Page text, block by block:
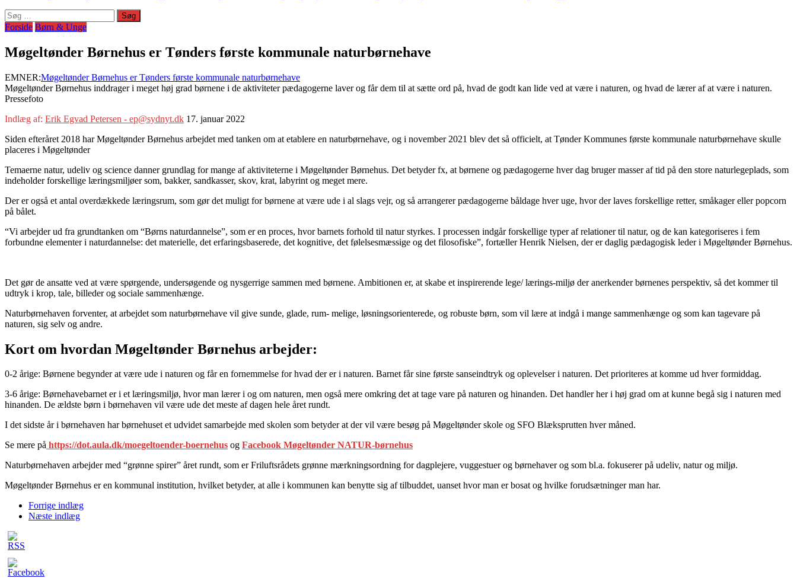
Søg
efter:
Forside Børn & Unge
Møgeltønder Børnehus er Tønders første kommunale naturbørnehave
EMNER:Møgeltønder Børnehus er Tønders første kommunale naturbørnehave
Møgeltønder Børnehus inddrager i meget høj grad børnene i de aktiviteter pædagogerne laver og får dem til at sætte ord på, hvad de godt kan lide ved at være i naturen, og hvad de lærer af at være i naturen.
Pressefoto
Indlæg af: Erik Egvad Petersen - ep@sydnyt.dk 17. januar 2022
Siden efteråret 2018 har Møgeltønder Børnehus arbejdet med tanken om at etablere en naturbørnehave, og i november 2021 blev det så officielt, at Tønder Kommunes første kommunale naturbørnehave skulle
placeres i Møgeltønder
Temaerne natur, udeliv og science danner grundlag for mange af aktiviteterne i Møgeltønder Børnehus. Det betyder fx, at børnene og pædagogerne hver dag bruger masser af tid på den store naturlegeplads, som
indeholder forskellige læringsmiljøer som, bakker, sandkasser, skov, krat, labyrint og meget mere.
Der er også et antal overdækkede læringsrum, som gør det muligt for børnene at være ude i al slags vejr, og så arrangerer pædagogerne båldage hver uge, hvor der laves forskellige retter, småkager eller popcorn
på bålet.
“Vi arbejder ud fra grundtanken om “Børns naturdannelse”, som er en proces, hvor barnets forhold til natur styrkes. I processen indgår forskellige typer af relationer til natur, og de kan kategoriseres i fem
forbundne elementer i naturdannelse: det materielle, det erfaringsbaserede, det kognitive, det følelsesmæssige og det filosofiske”, fortæller Henrik Nielsen, der er daglig pædagogisk leder i Møgeltønder Børnehus.
Det gør de ansatte ved at være spørgende, undersøgende og nysgerrige sammen med børnene. Ambitionen er, at skabe et inspirerende lege/ lærings-miljø der anerkender børnenes perspektiv, så det kommer til
udtryk i krop, tale, billeder og sociale sammenhænge.
Naturbørnehaven forventer, at arbejdet som naturbørnehave vil give sunde, glade, rum- melige, løsningsorienterede, og robuste børn, som vil lære at indgå i mange sammenhænge og som kan tagevare på
naturen, sig selv og andre.
Kort om hvordan Møgeltønder Børnehus arbejder:
0-2 årige: Børnene begynder at være ude i naturen og får en fornemmelse for hvad der er i naturen. Barnet får sine første sanseindtryk og oplevelser i naturen. Det prioriteres at komme ud hver formiddag.
3-6 årige: Børnehavebarnet er i et læringsmiljø, hvor man lærer i og om naturen, men også mere omkring det at tage vare på naturen og hinanden. Det handler her i høj grad om at kunne begå sig i naturen med
hinanden. De ældste børn i børnehaven vil være ude det meste af dagen hele året rundt.
I det sidste år i børnehaven har børnehuset et udvidet samarbejde med skolen som betyder at der vil være besøg på Møgeltønder skole og SFO Blæksprutten hver måned.
Se mere på https://dot.aula.dk/moegeltoender-boernehus og Facebook Møgeltønder NATUR-børnehus
Naturbørnehaven arbejder med “grønne spirer” året rundt, som er Friluftsrådets grønne mærkningsordning for dagplejere, vuggestuer og børnehaver og som bl.a. fokuserer på udeliv, natur og miljø.
Møgeltønder Børnehus er en kommunal institution, hvilket betyder, at alle i kommunen kan benytte sig af tilbuddet, uanset hvor man er bosat og hvilke forudsætninger man har.
Forrige indlæg
Næste indlæg